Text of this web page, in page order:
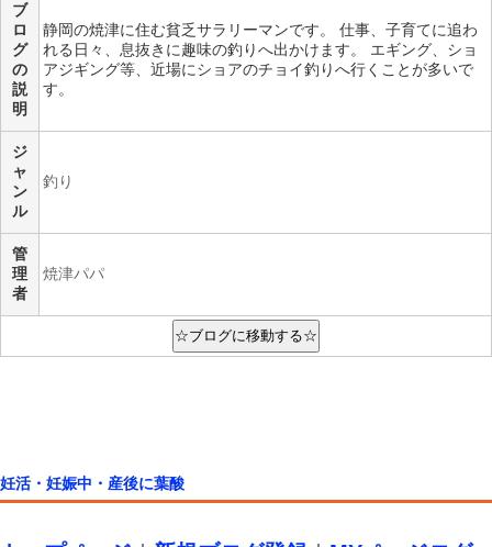
ブ
ロ
グ
の
説
明
静岡の焼津に住む貧乏サラリーマンです。 仕事、子育てに追わ
れる日々、息抜きに趣味の釣りへ出かけます。 エギング、ショ
アジギング等、近場にショアのチョイ釣りへ行くことが多いで
す。
ジ
ャ
ン
ル
釣り
管
理
者
焼津パパ
妊活・妊娠中・産後に葉酸